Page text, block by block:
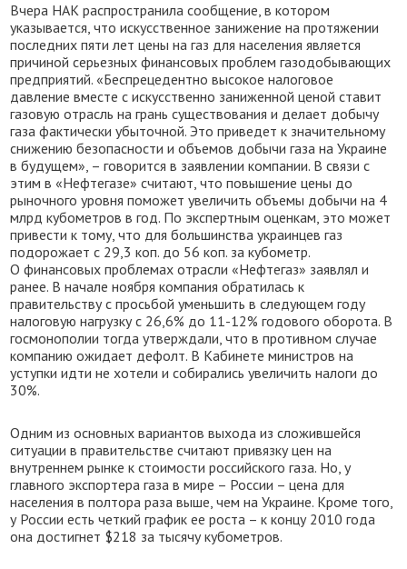
Вчера НАК распространила сообщение, в котором
указывается, что искусственное занижение на протяжении
последних пяти лет цены на газ для населения является
причиной серьезных финансовых проблем газодобывающих
предприятий. «Беспрецедентно высокое налоговое
давление вместе с искусственно заниженной ценой ставит
газовую отрасль на грань существования и делает добычу
газа фактически убыточной. Это приведет к значительному
снижению безопасности и объемов добычи газа на Украине
в будущем», – говорится в заявлении компании. В связи с
этим в «Нефтегазе» считают, что повышение цены до
рыночного уровня поможет увеличить объемы добычи на 4
млрд кубометров в год. По экспертным оценкам, это может
привести к тому, что для большинства украинцев газ
подорожает с 29,3 коп. до 56 коп. за кубометр.
О финансовых проблемах отрасли «Нефтегаз» заявлял и
ранее. В начале ноября компания обратилась к
правительству с просьбой уменьшить в следующем году
налоговую нагрузку с 26,6% до 11-12% годового оборота. В
госмонополии тогда утверждали, что в противном случае
компанию ожидает дефолт. В Кабинете министров на
уступки идти не хотели и собирались увеличить налоги до
30%.
Одним из основных вариантов выхода из сложившейся
ситуации в правительстве считают привязку цен на
внутреннем рынке к стоимости российского газа. Но, у
главного экспортера газа в мире – России – цена для
населения в полтора раза выше, чем на Украине. Кроме того,
у России есть четкий график ее роста – к концу 2010 года
она достигнет $218 за тысячу кубометров.